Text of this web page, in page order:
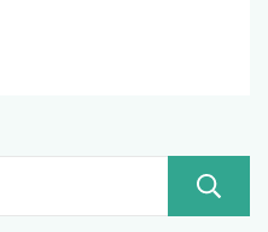
Semestre